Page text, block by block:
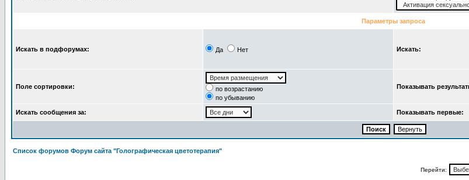
Параметры запроса
Искать в подфорумах: Да Нет Искать:
Поле сортировки:
по возрастанию
по убыванию
Показывать
Искать сообщения за: Показывать первые:
Список форумов Форум сайта "Голографическая цветотерапия"
Перейти: